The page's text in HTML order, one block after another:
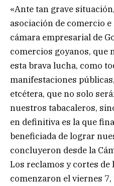
«Ante tan grave
asociación de comercio
cámara empresarial de
comercios goyanos, que
esta brava lucha, como
manifestaciones
etcétera, que no solo
nuestros tabacaleros,
en definitiva es la que
beneficiada de lograr
concluyeron desde la
Los reclamos y cortes de
comenzaron el viernes